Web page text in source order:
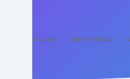
Anasayfa Gizlilik Politikası